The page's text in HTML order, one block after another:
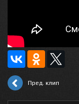
Пред. клип